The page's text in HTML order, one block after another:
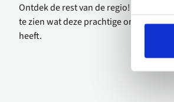
Ontdek de rest van de regio! Bekijk de
te zien wat deze prachtige omgeving
heeft.